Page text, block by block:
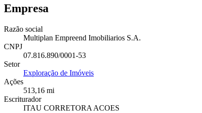
Empresa
Razão social
Multiplan Empreend Imobiliarios S.A.
CNPJ
07.816.890/0001-53
Setor
Exploração de Imóveis
Ações
513,16 mi
Escriturador
ITAU CORRETORA ACOES